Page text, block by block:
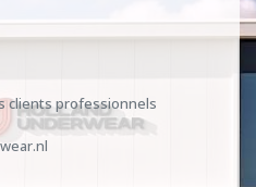
clients professionnels